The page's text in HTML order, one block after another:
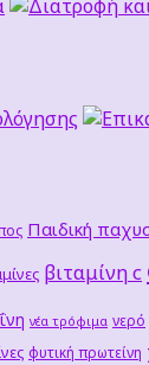
Παιδική
βιταμίνη c
νέα τρόφιμα νερό
φυτική πρωτείνη